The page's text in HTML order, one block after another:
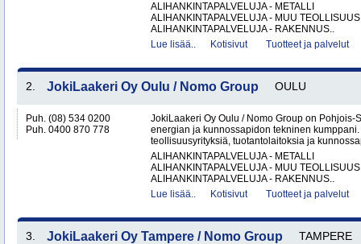
ALIHANKINTAPALVELUJA - METALLI
ALIHANKINTAPALVELUJA - MUU TEOLLISUUS
ALIHANKINTAPALVELUJA - RAKENNUS..
Lue lisää..
Kotisivut Tuotteet ja palvelut
2. JokiLaakeri Oy Oulu / Nomo Group OULU
Puh. (08) 534 0200
Puh. 0400 870 778
JokiLaakeri Oy Oulu / Nomo Group on Pohjois-
energian ja kunnossapidon tekninen
teollisuusyrityksiä, tuotantolaitoksia ja
ALIHANKINTAPALVELUJA - METALLI
ALIHANKINTAPALVELUJA - MUU TEOLLISUUS
ALIHANKINTAPALVELUJA - RAKENNUS..
Lue lisää..
Kotisivut Tuotteet ja palvelut
3. JokiLaakeri Oy Tampere / Nomo Group TAMPERE